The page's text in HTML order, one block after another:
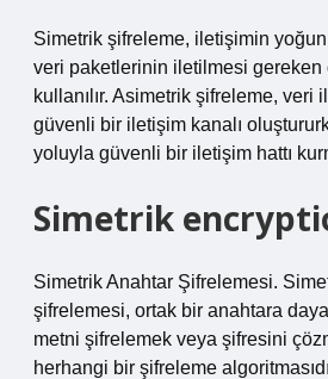
Simetrik şifreleme, iletişimin
veri paketlerinin iletilmesi gereken
kullanılır. Asimetrik şifreleme, veri
güvenli bir iletişim kanalı
yoluyla güvenli bir iletişim hattı
Simetrik
Simetrik Anahtar Şifrelemesi.
şifrelemesi, ortak bir anahtara
metni şifrelemek veya şifresini
herhangi bir şifreleme